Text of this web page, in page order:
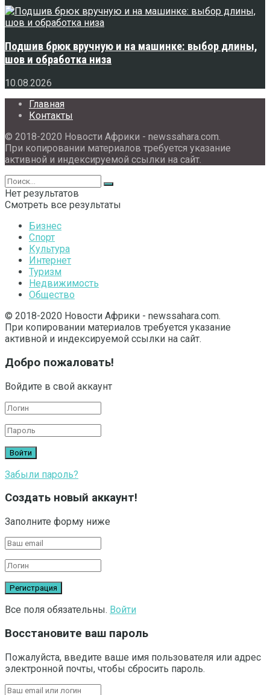
Подшив брюк вручную и на машинке: выбор длины,
шов и обработка низа
10.08.2026
Главная
Контакты
© 2018-2020 Новости Африки - newssahara.com.
При копировании материалов требуется указание
активной и индексируемой ссылки на сайт.
Нет результатов
Смотреть все результаты
Бизнес
Спорт
Культура
Интернет
Туризм
Недвижимость
Общество
© 2018-2020 Новости Африки - newssahara.com.
При копировании материалов требуется указание
активной и индексируемой ссылки на сайт.
Добро пожаловать!
Войдите в свой аккаунт
Забыли пароль?
Создать новый аккаунт!
Заполните форму ниже
Все поля обязательны. Войти
Восстановите ваш пароль
Пожалуйста, введите ваше имя пользователя или адрес
электронной почты, чтобы сбросить пароль.